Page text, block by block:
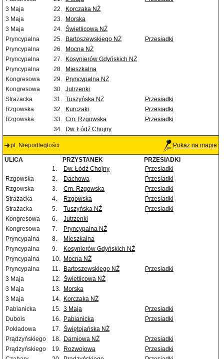
3 Maja
22.
Korczaka NŻ
3 Maja
23.
Morska
3 Maja
24. Świetlicowa NŻ
Pryncypalna
25. Bartoszewskiego NŻ
Przesiadki
Pryncypalna
26.
Mocna NŻ
Pryncypalna
27.
Kosynierów Gdyńskich NŻ
Pryncypalna
28.
Mieszkalna
Kongresowa
29.
Pryncypalna NŻ
Kongresowa
30. Jutrzenki
Strażacka
31. Tuszyńska NŻ
Przesiadki
Rzgowska
32. Kurczaki
Przesiadki
Rzgowska
33. Cm. Rzgowska
Przesiadki
34.
Dw. Łódź Chojny
pl. Niepodległości Pokaż na mapie
ULICA PRZYSTANEK
PRZESIADKI
1.
Dw. Łódź Chojny
Przesiadki
Rzgowska
2. Dachowa
Przesiadki
Rzgowska
3. Cm. Rzgowska
Przesiadki
Strażacka
4. Rzgowska
Przesiadki
Strażacka
5. Tuszyńska NŻ
Przesiadki
Kongresowa
6.
Jutrzenki
Kongresowa
7.
Pryncypalna NŻ
Pryncypalna
8.
Mieszkalna
Pryncypalna
9.
Kosynierów Gdyńskich NŻ
Pryncypalna
10. Mocna NŻ
Pryncypalna
11. Bartoszewskiego NŻ
Przesiadki
3 Maja
12. Świetlicowa NŻ
3 Maja
13. Morska
3 Maja
14. Korczaka NŻ
Pabianicka
15. 3 Maja
Przesiadki
Dubois
16. Pabianicka
Przesiadki
Pokładowa
17. Świętojańska NŻ
Prądzyńskiego
18. Darniowa NŻ
Przesiadki
Prądzyńskiego
19. Rozwojowa
Przesiadki